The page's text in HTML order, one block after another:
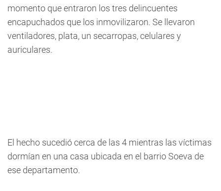
momento que entraron los tres delincuentes
encapuchados que los inmovilizaron. Se llevaron
ventiladores, plata, un secarropas, celulares y
auriculares.
El hecho sucedió cerca de las 4 mientras las víctimas
dormían en una casa ubicada en el barrio Soeva de
ese departamento.